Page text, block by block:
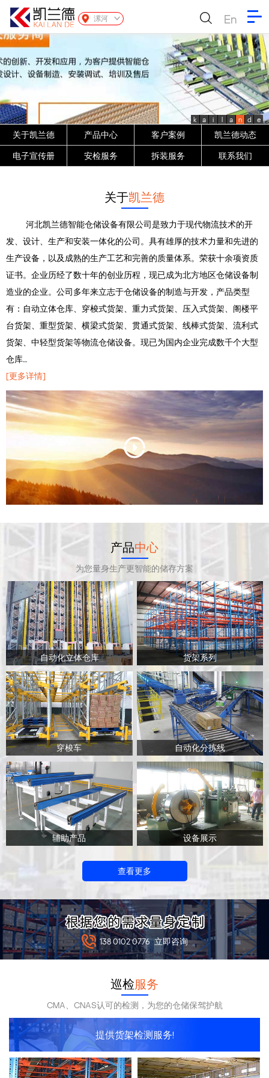
漯河 En
k a i l a n d e
关于凯兰德 产品中心 客户案例 凯兰德动态
电子宣传册 安检服务 拆装服务 联系我们
关于凯兰德
河北凯兰德智能仓储设备有限公司是致力于现代物流技术的开
发、设计、生产和安装一体化的公司。具有雄厚的技术力量和先进的
生产设备，以及成熟的生产工艺和完善的质量体系。荣获十余项资质
证书。企业历经了数十年的创业历程，现已成为北方地区仓储设备制
造业的企业。公司多年来立志于仓储设备的制造与开发，产品类型
有：自动立体仓库、穿梭式货架、重力式货架、压入式货架、阁楼平
台货架、重型货架、横梁式货架、贯通式货架、线棒式货架、流利式
货架、中轻型货架等物流仓储设备。现已为国内企业完成数千个大型
仓库…
[更多详情]
产品中心
为您量身生产更智能的储存方案
自动化立体仓库 货架系列
穿梭车 自动化分拣线
辅助产品 设备展示
查看更多
138 0102 0776 立即咨询
巡检服务
CMA、CNAS认可的检测，为您的仓储保驾护航
提供货架检测服务!